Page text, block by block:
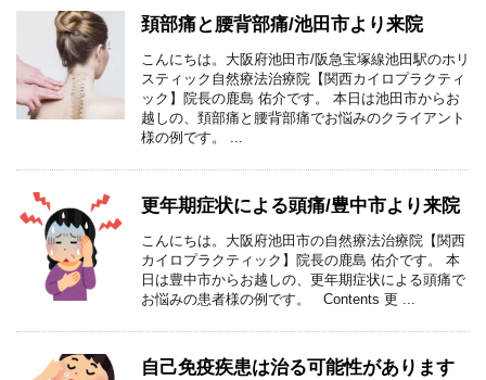
頚部痛と腰背部痛/池田市より来院
こんにちは。大阪府池田市/阪急宝塚線池田駅のホリ
スティック自然療法治療院【関西カイロプラクティ
ック】院長の鹿島 佑介です。 本日は池田市からお
越しの、頚部痛と腰背部痛でお悩みのクライアント
様の例です。 ...
更年期症状による頭痛/豊中市より来院
こんにちは。大阪府池田市の自然療法治療院【関西
カイロプラクティック】院長の鹿島 佑介です。 本
日は豊中市からお越しの、更年期症状による頭痛で
お悩みの患者様の例です。 Contents 更 ...
自己免疫疾患は治る可能性があります